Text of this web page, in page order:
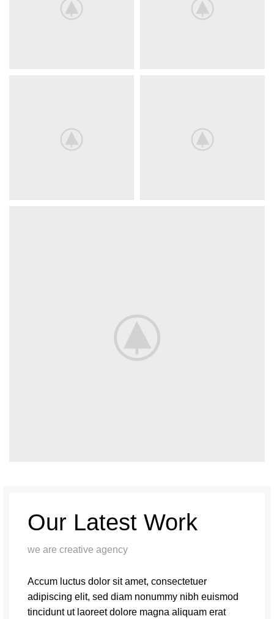
Our Latest Work
we are creative agency
Accum luctus dolor sit amet, consectetuer
adipiscing elit, sed diam nonummy nibh euismod
tincidunt ut laoreet dolore magna aliquam erat